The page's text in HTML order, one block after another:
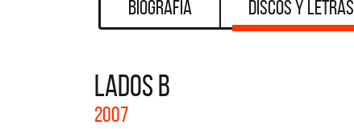
Biografía Discos y Letras
LADOS B
2007